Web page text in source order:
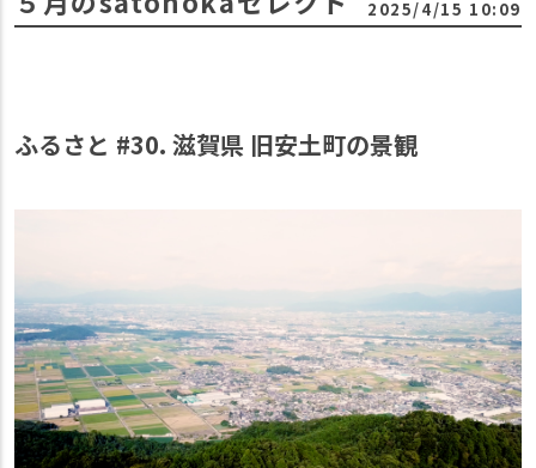
2025/4/15 10:09
ふるさと #30. 滋賀県 旧安土町の景観